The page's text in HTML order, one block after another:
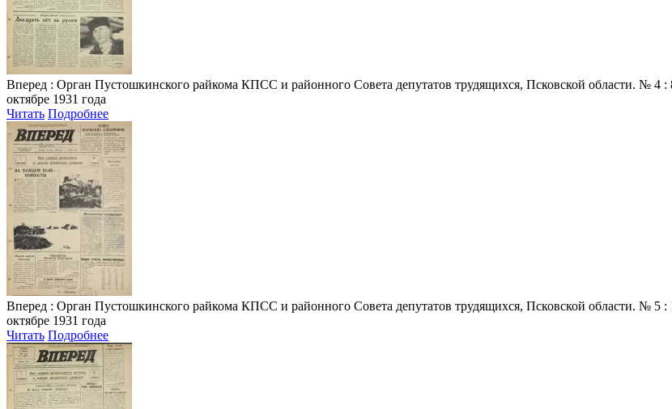
Вперед : Орган Пустошкинского райкома КПСС и районного Совета депутатов трудящихся, Псковской области. № 4 :
октябре 1931 года
Читать Подробнее
Вперед : Орган Пустошкинского райкома КПСС и районного Совета депутатов трудящихся, Псковской области. № 5 :
октябре 1931 года
Читать Подробнее